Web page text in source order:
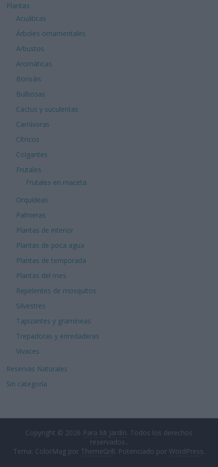
Plantas
Acuáticas
Árboles ornamentales
Arbustos
Aromáticas
Bonsáis
Bulbosas
Cactus y suculentas
Carnívoras
Cítricos
Colgantes
Frutales
Frutales en maceta
Orquídeas
Palmeras
Plantas de interior
Plantas de poca agua
Plantas de temporada
Plantas del mes
Repelentes de mosquitos
Silvestres
Tapizantes y gramíneas
Trepadoras y enredaderas
Vivaces
Reservas Naturales
Sin categoría
Copyright © 2026 Para Mi Jardín. Todos los derechos
reservados..
Tema: ColorMag por ThemeGrill. Potenciado por WordPress.